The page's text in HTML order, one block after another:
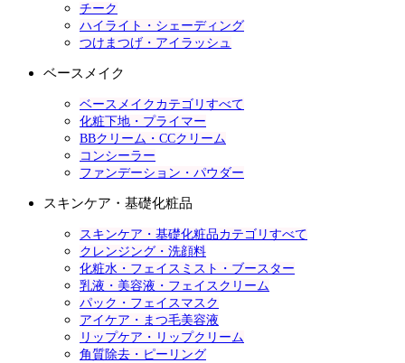
チーク
ハイライト・シェーディング
つけまつげ・アイラッシュ
ベースメイク
ベースメイクカテゴリすべて
化粧下地・プライマー
BBクリーム・CCクリーム
コンシーラー
ファンデーション・パウダー
スキンケア・基礎化粧品
スキンケア・基礎化粧品カテゴリすべて
クレンジング・洗顔料
化粧水・フェイスミスト・ブースター
乳液・美容液・フェイスクリーム
パック・フェイスマスク
アイケア・まつ毛美容液
リップケア・リップクリーム
角質除去・ピーリング